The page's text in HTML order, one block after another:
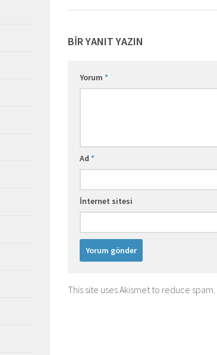
BIR YANIT YAZIN
Yorum *
Ad *
İnternet sitesi
This site uses Akismet to reduce spam.